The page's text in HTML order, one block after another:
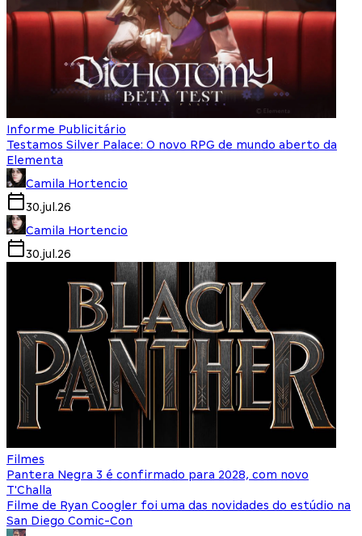
Informe Publicitário
Testamos Silver Palace: O novo RPG de mundo aberto da
Elementa
Camila Hortencio
30.jul.26
Camila Hortencio
30.jul.26
Filmes
Pantera Negra 3 é confirmado para 2028, com novo
T'Challa
Filme de Ryan Coogler foi uma das novidades do estúdio na
San Diego Comic-Con